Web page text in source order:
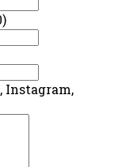
Instagram,